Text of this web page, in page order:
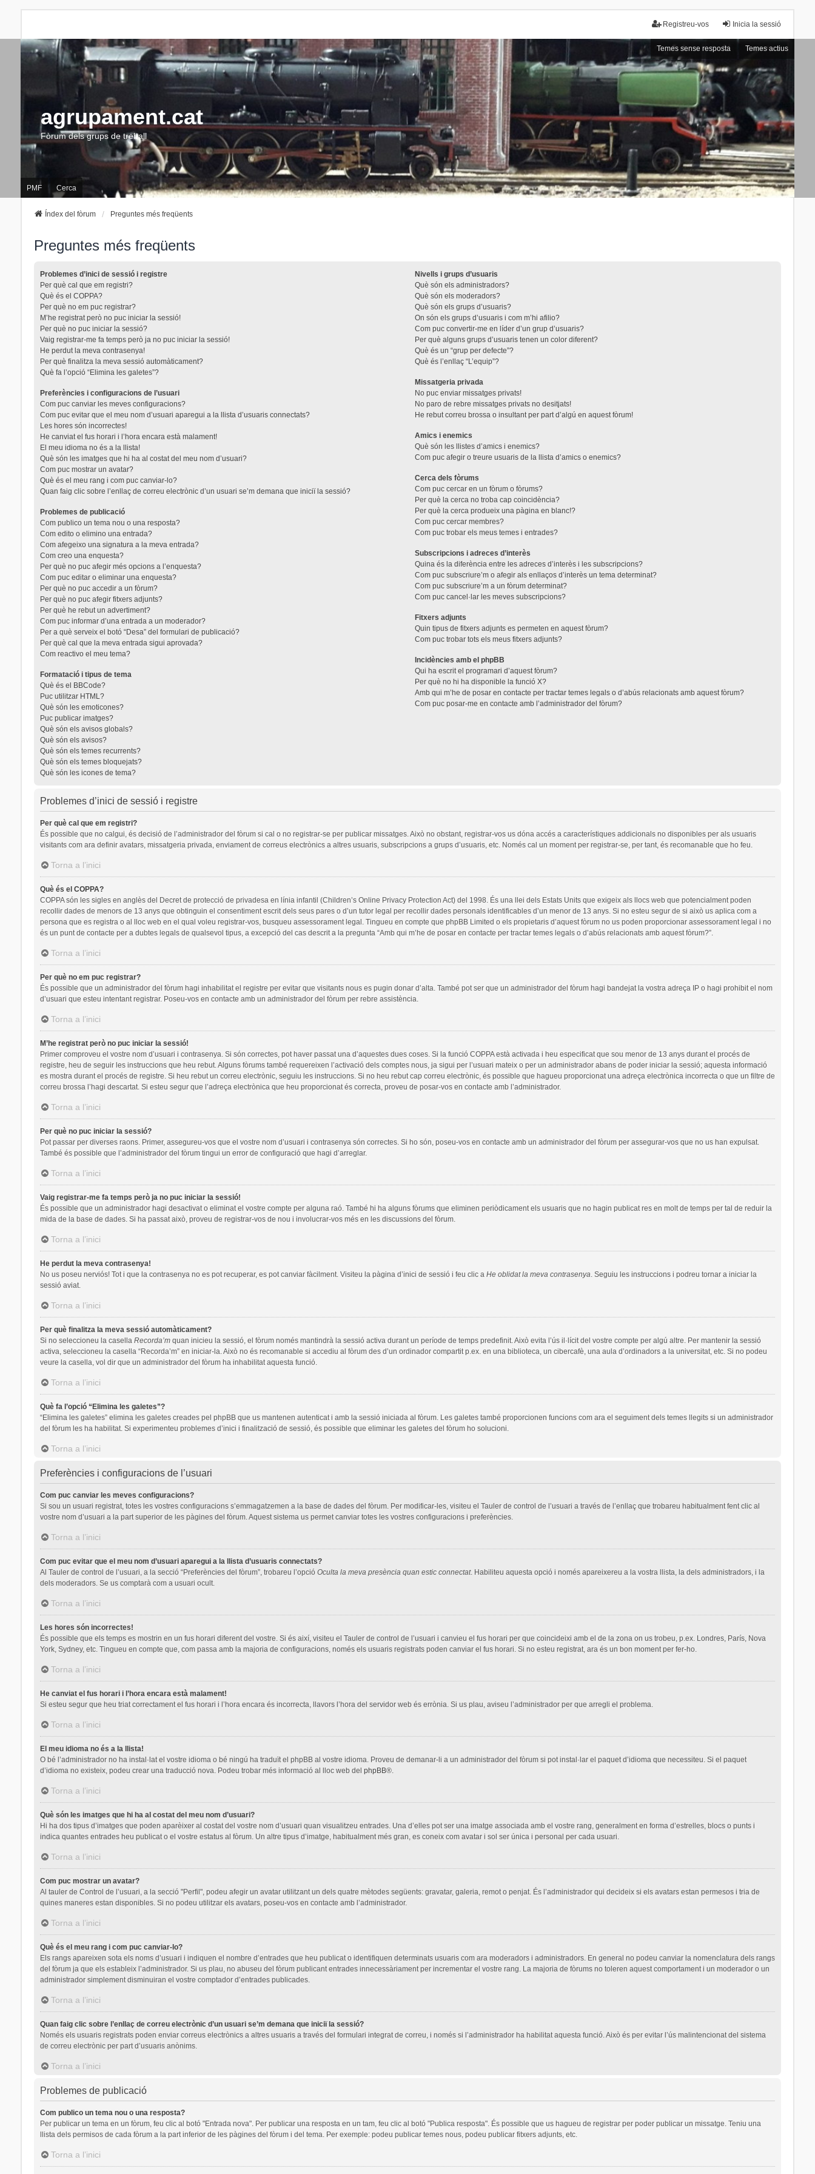
Inicia la sessió
Registreu-vos
Temes sense resposta Temes actius
agrupament.cat
Fòrum dels grups de treball
PMF Cerca
Índex del fòrum Preguntes més freqüents
Preguntes més freqüents
Problemes d’inici de sessió i registre
Per què cal que em registri?
Què és el COPPA?
Per què no em puc registrar?
M’he registrat però no puc iniciar la sessió!
Per què no puc iniciar la sessió?
Vaig registrar-me fa temps però ja no puc iniciar la sessió!
He perdut la meva contrasenya!
Per què finalitza la meva sessió automàticament?
Què fa l’opció “Elimina les galetes”?
Preferències i configuracions de l’usuari
Com puc canviar les meves configuracions?
Com puc evitar que el meu nom d’usuari aparegui a la llista d’usuaris connectats?
Les hores són incorrectes!
He canviat el fus horari i l’hora encara està malament!
El meu idioma no és a la llista!
Què són les imatges que hi ha al costat del meu nom d’usuari?
Com puc mostrar un avatar?
Què és el meu rang i com puc canviar-lo?
Quan faig clic sobre l’enllaç de correu electrònic d’un usuari se’m demana que iniciï la sessió?
Problemes de publicació
Com publico un tema nou o una resposta?
Com edito o elimino una entrada?
Com afegeixo una signatura a la meva entrada?
Com creo una enquesta?
Per què no puc afegir més opcions a l’enquesta?
Com puc editar o eliminar una enquesta?
Per què no puc accedir a un fòrum?
Per què no puc afegir fitxers adjunts?
Per què he rebut un advertiment?
Com puc informar d’una entrada a un moderador?
Per a què serveix el botó “Desa” del formulari de publicació?
Per què cal que la meva entrada sigui aprovada?
Com reactivo el meu tema?
Formatació i tipus de tema
Què és el BBCode?
Puc utilitzar HTML?
Què són les emoticones?
Puc publicar imatges?
Què són els avisos globals?
Què són els avisos?
Què són els temes recurrents?
Què són els temes bloquejats?
Què són les icones de tema?
Nivells i grups d’usuaris
Què són els administradors?
Què són els moderadors?
Què són els grups d’usuaris?
On són els grups d’usuaris i com m’hi afilio?
Com puc convertir-me en líder d’un grup d’usuaris?
Per què alguns grups d’usuaris tenen un color diferent?
Què és un “grup per defecte”?
Què és l’enllaç “L’equip”?
Missatgeria privada
No puc enviar missatges privats!
No paro de rebre missatges privats no desitjats!
He rebut correu brossa o insultant per part d’algú en aquest fòrum!
Amics i enemics
Què són les llistes d’amics i enemics?
Com puc afegir o treure usuaris de la llista d’amics o enemics?
Cerca dels fòrums
Com puc cercar en un fòrum o fòrums?
Per què la cerca no troba cap coincidència?
Per què la cerca produeix una pàgina en blanc!?
Com puc cercar membres?
Com puc trobar els meus temes i entrades?
Subscripcions i adreces d’interès
Quina és la diferència entre les adreces d’interès i les subscripcions?
Com puc subscriure’m o afegir als enllaços d’interès un tema determinat?
Com puc subscriure’m a un fòrum determinat?
Com puc cancel·lar les meves subscripcions?
Fitxers adjunts
Quin tipus de fitxers adjunts es permeten en aquest fòrum?
Com puc trobar tots els meus fitxers adjunts?
Incidències amb el phpBB
Qui ha escrit el programari d’aquest fòrum?
Per què no hi ha disponible la funció X?
Amb qui m’he de posar en contacte per tractar temes legals o d’abús relacionats amb aquest fòrum?
Com puc posar-me en contacte amb l’administrador del fòrum?
Problemes d’inici de sessió i registre
Per què cal que em registri?
És possible que no calgui, és decisió de l’administrador del fòrum si cal o no registrar-se per publicar missatges. Això no obstant, registrar-vos us dóna accés a característiques addicionals no disponibles per als usuaris
visitants com ara definir avatars, missatgeria privada, enviament de correus electrònics a altres usuaris, subscripcions a grups d’usuaris, etc. Només cal un moment per registrar-se, per tant, és recomanable que ho feu.
Torna a l’inici
Què és el COPPA?
COPPA són les sigles en anglès del Decret de protecció de privadesa en línia infantil (Children’s Online Privacy Protection Act) del 1998. És una llei dels Estats Units que exigeix als llocs web que potencialment poden
recollir dades de menors de 13 anys que obtinguin el consentiment escrit dels seus pares o d’un tutor legal per recollir dades personals identificables d’un menor de 13 anys. Si no esteu segur de si això us aplica com a
persona que es registra o al lloc web en el qual voleu registrar-vos, busqueu assessorament legal. Tingueu en compte que phpBB Limited o els propietaris d’aquest fòrum no us poden proporcionar assessorament legal i no
és un punt de contacte per a dubtes legals de qualsevol tipus, a excepció del cas descrit a la pregunta “Amb qui m’he de posar en contacte per tractar temes legals o d’abús relacionats amb aquest fòrum?”.
Torna a l’inici
Per què no em puc registrar?
És possible que un administrador del fòrum hagi inhabilitat el registre per evitar que visitants nous es pugin donar d’alta. També pot ser que un administrador del fòrum hagi bandejat la vostra adreça IP o hagi prohibit el nom
d’usuari que esteu intentant registrar. Poseu-vos en contacte amb un administrador del fòrum per rebre assistència.
Torna a l’inici
M’he registrat però no puc iniciar la sessió!
Primer comproveu el vostre nom d’usuari i contrasenya. Si són correctes, pot haver passat una d’aquestes dues coses. Si la funció COPPA està activada i heu especificat que sou menor de 13 anys durant el procés de
registre, heu de seguir les instruccions que heu rebut. Alguns fòrums també requereixen l’activació dels comptes nous, ja sigui per l’usuari mateix o per un administrador abans de poder iniciar la sessió; aquesta informació
es mostra durant el procés de registre. Si heu rebut un correu electrònic, seguiu les instruccions. Si no heu rebut cap correu electrònic, és possible que hagueu proporcionat una adreça electrònica incorrecta o que un filtre de
correu brossa l’hagi descartat. Si esteu segur que l’adreça electrònica que heu proporcionat és correcta, proveu de posar-vos en contacte amb l’administrador.
Torna a l’inici
Per què no puc iniciar la sessió?
Pot passar per diverses raons. Primer, assegureu-vos que el vostre nom d’usuari i contrasenya són correctes. Si ho són, poseu-vos en contacte amb un administrador del fòrum per assegurar-vos que no us han expulsat.
També és possible que l’administrador del fòrum tingui un error de configuració que hagi d’arreglar.
Torna a l’inici
Vaig registrar-me fa temps però ja no puc iniciar la sessió!
És possible que un administrador hagi desactivat o eliminat el vostre compte per alguna raó. També hi ha alguns fòrums que eliminen periòdicament els usuaris que no hagin publicat res en molt de temps per tal de reduir la
mida de la base de dades. Si ha passat això, proveu de registrar-vos de nou i involucrar-vos més en les discussions del fòrum.
Torna a l’inici
He perdut la meva contrasenya!
No us poseu nerviós! Tot i que la contrasenya no es pot recuperar, es pot canviar fàcilment. Visiteu la pàgina d’inici de sessió i feu clic a He oblidat la meva contrasenya. Seguiu les instruccions i podreu tornar a iniciar la
sessió aviat.
Torna a l’inici
Per què finalitza la meva sessió automàticament?
Si no seleccioneu la casella Recorda’mquan inicieu la sessió, el fòrum només mantindrà la sessió activa durant un període de temps predefinit. Això evita l’ús il·lícit del vostre compte per algú altre. Per mantenir la sessió
activa, seleccioneu la casella “Recorda’m” en iniciar-la. Això no és recomanable si accediu al fòrum des d’un ordinador compartit p.ex. en una biblioteca, un cibercafè, una aula d’ordinadors a la universitat, etc. Si no podeu
veure la casella, vol dir que un administrador del fòrum ha inhabilitat aquesta funció.
Torna a l’inici
Què fa l’opció “Elimina les galetes”?
“Elimina les galetes” elimina les galetes creades pel phpBB que us mantenen autenticat i amb la sessió iniciada al fòrum. Les galetes també proporcionen funcions com ara el seguiment dels temes llegits si un administrador
del fòrum les ha habilitat. Si experimenteu problemes d’inici i finalització de sessió, és possible que eliminar les galetes del fòrum ho solucioni.
Torna a l’inici
Preferències i configuracions de l’usuari
Com puc canviar les meves configuracions?
Si sou un usuari registrat, totes les vostres configuracions s’emmagatzemen a la base de dades del fòrum. Per modificar-les, visiteu el Tauler de control de l’usuari a través de l’enllaç que trobareu habitualment fent clic al
vostre nom d’usuari a la part superior de les pàgines del fòrum. Aquest sistema us permet canviar totes les vostres configuracions i preferències.
Torna a l’inici
Com puc evitar que el meu nom d’usuari aparegui a la llista d’usuaris connectats?
Al Tauler de control de l’usuari, a la secció “Preferències del fòrum”, trobareu l’opció Oculta la meva presència quan estic connectat. Habiliteu aquesta opció i només apareixereu a la vostra llista, la dels administradors, i la
dels moderadors. Se us comptarà com a usuari ocult.
Torna a l’inici
Les hores són incorrectes!
És possible que els temps es mostrin en un fus horari diferent del vostre. Si és així, visiteu el Tauler de control de l’usuari i canvieu el fus horari per que coincideixi amb el de la zona on us trobeu, p.ex. Londres, París, Nova
York, Sydney, etc. Tingueu en compte que, com passa amb la majoria de configuracions, només els usuaris registrats poden canviar el fus horari. Si no esteu registrat, ara és un bon moment per fer-ho.
Torna a l’inici
He canviat el fus horari i l’hora encara està malament!
Si esteu segur que heu triat correctament el fus horari i l’hora encara és incorrecta, llavors l’hora del servidor web és errònia. Si us plau, aviseu l’administrador per que arregli el problema.
Torna a l’inici
El meu idioma no és a la llista!
O bé l’administrador no ha instal·lat el vostre idioma o bé ningú ha traduït el phpBB al vostre idioma. Proveu de demanar-li a un administrador del fòrum si pot instal·lar el paquet d’idioma que necessiteu. Si el paquet
d’idioma no existeix, podeu crear una traducció nova. Podeu trobar més informació al lloc web del phpBB®.
Torna a l’inici
Què són les imatges que hi ha al costat del meu nom d’usuari?
Hi ha dos tipus d’imatges que poden aparèixer al costat del vostre nom d’usuari quan visualitzeu entrades. Una d’elles pot ser una imatge associada amb el vostre rang, generalment en forma d’estrelles, blocs o punts i
indica quantes entrades heu publicat o el vostre estatus al fòrum. Un altre tipus d’imatge, habitualment més gran, es coneix com avatar i sol ser única i personal per cada usuari.
Torna a l’inici
Com puc mostrar un avatar?
Al tauler de Control de l’usuari, a la secció "Perfil", podeu afegir un avatar utilitzant un dels quatre mètodes següents: gravatar, galeria, remot o penjat. És l’administrador qui decideix si els avatars estan permesos i tria de
quines maneres estan disponibles. Si no podeu utilitzar els avatars, poseu-vos en contacte amb l’administrador.
Torna a l’inici
Què és el meu rang i com puc canviar-lo?
Els rangs apareixen sota els noms d’usuari i indiquen el nombre d’entrades que heu publicat o identifiquen determinats usuaris com ara moderadors i administradors. En general no podeu canviar la nomenclatura dels rangs
del fòrum ja que els estableix l’administrador. Si us plau, no abuseu del fòrum publicant entrades innecessàriament per incrementar el vostre rang. La majoria de fòrums no toleren aquest comportament i un moderador o un
administrador simplement disminuiran el vostre comptador d’entrades publicades.
Torna a l’inici
Quan faig clic sobre l’enllaç de correu electrònic d’un usuari se’m demana que iniciï la sessió?
Només els usuaris registrats poden enviar correus electrònics a altres usuaris a través del formulari integrat de correu, i només si l’administrador ha habilitat aquesta funció. Això és per evitar l’ús malintencionat del sistema
de correu electrònic per part d’usuaris anònims.
Torna a l’inici
Problemes de publicació
Com publico un tema nou o una resposta?
Per publicar un tema en un fòrum, feu clic al botó "Entrada nova". Per publicar una resposta en un tam, feu clic al botó "Publica resposta". És possible que us hagueu de registrar per poder publicar un missatge. Teniu una
llista dels permisos de cada fòrum a la part inferior de les pàgines del fòrum i del tema. Per exemple: podeu publicar temes nous, podeu publicar fitxers adjunts, etc.
Torna a l’inici